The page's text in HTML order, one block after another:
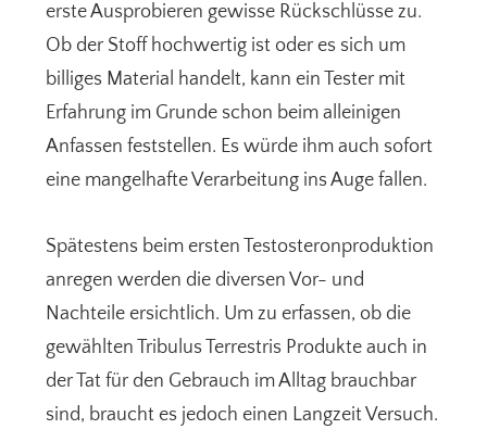
erste Ausprobieren gewisse Rückschlüsse zu.
Ob der Stoff hochwertig ist oder es sich um
billiges Material handelt, kann ein Tester mit
Erfahrung im Grunde schon beim alleinigen
Anfassen feststellen. Es würde ihm auch sofort
eine mangelhafte Verarbeitung ins Auge fallen.
Spätestens beim ersten Testosteronproduktion
anregen werden die diversen Vor- und
Nachteile ersichtlich. Um zu erfassen, ob die
gewählten Tribulus Terrestris Produkte auch in
der Tat für den Gebrauch im Alltag brauchbar
sind, braucht es jedoch einen Langzeit Versuch.